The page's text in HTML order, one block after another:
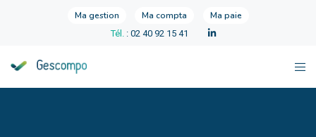
Ma gestion Ma compta Ma paie
Tél. : 02 40 92 15 41